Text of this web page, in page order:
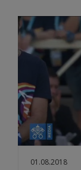
01.08.2018